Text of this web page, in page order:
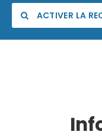
ACTIVER LA